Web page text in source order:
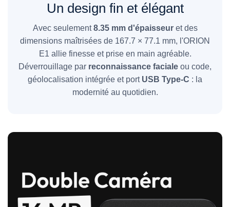
Un design fin et élégant
Avec seulement8.35 mm d'épaisseuret des
dimensions maîtrisées de 167.7 × 77.1 mm, l'ORION
E1 allie finesse et prise en main agréable.
Déverrouillage par reconnaissance faciale ou code,
géolocalisation intégrée et port USB Type-C : la
modernité au quotidien.